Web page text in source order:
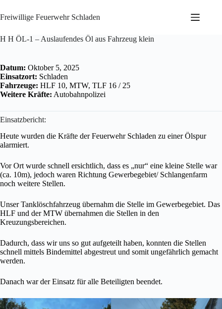
Inhalt
springen
Freiwillige Feuerwehr Schladen
H H ÖL-1 – Auslaufendes Öl aus Fahrzeug klein
Datum: Oktober 5, 2025
Einsatzort: Schladen
Fahrzeuge: HLF 10, MTW, TLF 16 / 25
Weitere Kräfte: Autobahnpolizei
Einsatzbericht:
Heute wurden die Kräfte der Feuerwehr Schladen zu einer Ölspur
alarmiert.
Vor Ort wurde schnell ersichtlich, dass es „nur“ eine kleine Stelle war
(ca. 10m), jedoch waren Richtung Gewerbegebiet/ Schlangenfarm
noch weitere Stellen.
Unser Tanklöschfahrzeug übernahm die Stelle im Gewerbegebiet. Das
HLF und der MTW übernahmen die Stellen in den
Kreuzungsbereichen.
Dadurch, dass wir uns so gut aufgeteilt haben, konnten die Stellen
schnell mittels Bindemittel abgestreut und somit ungefährlich gemacht
werden.
Danach war der Einsatz für alle Beteiligten beendet.